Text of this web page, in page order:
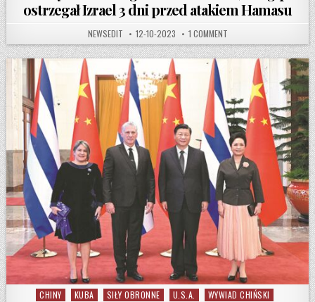
ostrzegał Izrael 3 dni przed atakiem Hamasu
AUTHOR:
NEWSEDIT PUBLISHED DATE:
12-10-2023 1 COMMENTON AMERYKAŃSKI
Posted in
CHINY KUBA SIŁY OBRONNE U.S.A.
WYWIAD CHIŃSKI